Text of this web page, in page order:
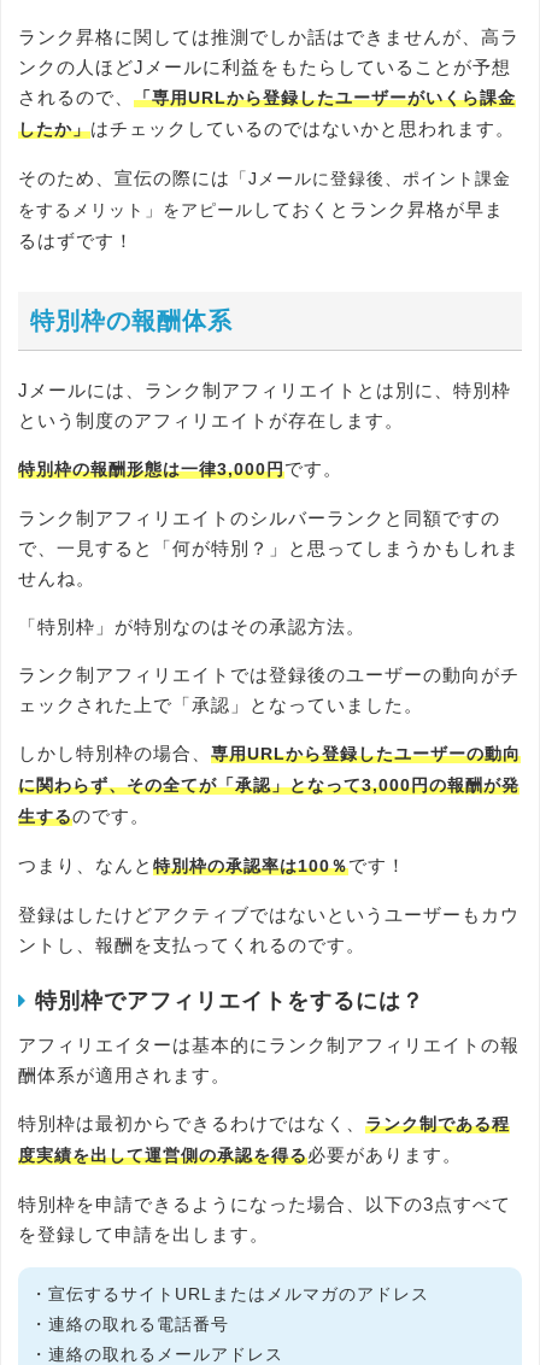
ランク昇格に関しては推測でしか話はできませんが、高ラ
ンクの人ほどJメールに利益をもたらしていることが予想
されるので、 「専用URLから登録したユーザーがいくら課金
したか」はチェックしているのではないかと思われます。
そのため、宣伝の際には
「Jメールに登録後、ポイント課金
をするメリット」をアピール しておくとランク昇格が早ま
るはずです！
特別枠の報酬体系
Jメールには、ランク制アフィリエイトとは別に、特別枠
という制度のアフィリエイトが存在します。
特別枠の報酬形態は一律3,000円です。
ランク制アフィリエイトのシルバーランクと同額ですの
で、一見すると「何が特別？」と思ってしまうかもしれま
せんね。
「特別枠」が特別なのはその承認方法。
ランク制アフィリエイトでは登録後のユーザーの動向がチ
ェックされた上で「承認」となっていました。
しかし特別枠の場合、 専用URLから登録したユーザーの動向
に関わらず、その全てが「承認」となって3,000円の報酬が発
生するのです。
つまり、なんと 特別枠の承認率は100％です！
登録はしたけどアクティブではないというユーザーもカウ
ントし、報酬を支払ってくれるのです。
特別枠でアフィリエイトをするには？
アフィリエイターは基本的にランク制アフィリエイトの報
酬体系が適用されます。
特別枠は最初からできるわけではなく、 ランク制である程
度実績を出して運営側の承認を得る必要があります。
特別枠を申請できるようになった場合、以下の3点すべて
を登録して申請を出します。
・宣伝するサイトURLまたはメルマガのアドレス
・連絡の取れる電話番号
・連絡の取れるメールアドレス